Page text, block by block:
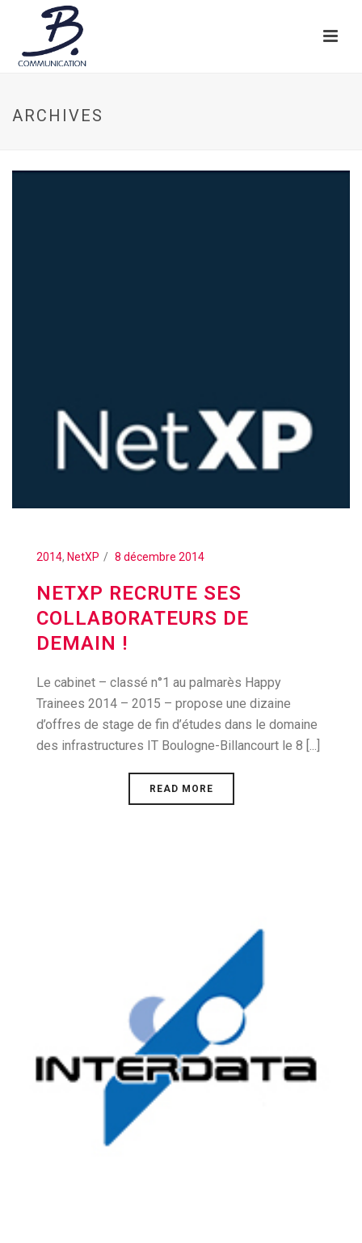
ARCHIVES
2014, NetXP 8 décembre 2014
NETXP RECRUTE SES
COLLABORATEURS DE
DEMAIN !
Le cabinet – classé n°1 au palmarès Happy
Trainees 2014 – 2015 – propose une dizaine
d’offres de stage de fin d’études dans le domaine
des infrastructures IT Boulogne-Billancourt le 8 [...]
READ MORE